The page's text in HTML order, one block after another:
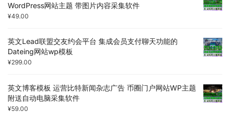
WordPress网站主题 带图片内容采集软件
¥49.00
英文Lead联盟交友约会平台 集成会员支付聊天功能的
Dateing网站wp模板
¥299.00
英文博客模板 运营比特新闻杂志广告 币圈门户网站WP主题
附送自动电脑采集软件
¥59.00